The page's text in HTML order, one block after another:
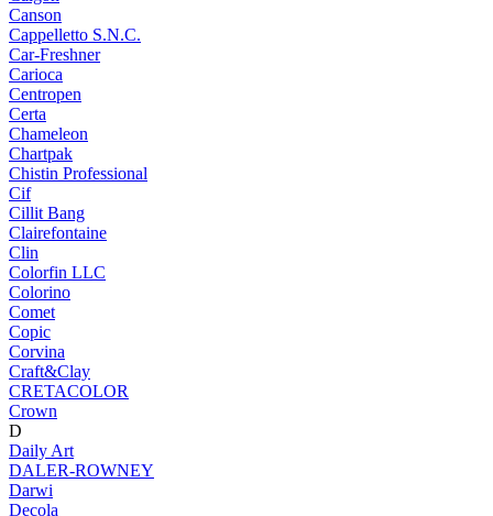
Canson
Cappelletto S.N.C.
Car-Freshner
Carioca
Centropen
Certa
Chameleon
Chartpak
Chistin Professional
Cif
Cillit Bang
Clairefontaine
Clin
Colorfin LLC
Colorino
Comet
Copic
Corvina
Craft&Clay
CRETACOLOR
Crown
D
Daily Art
DALER-ROWNEY
Darwi
Decola